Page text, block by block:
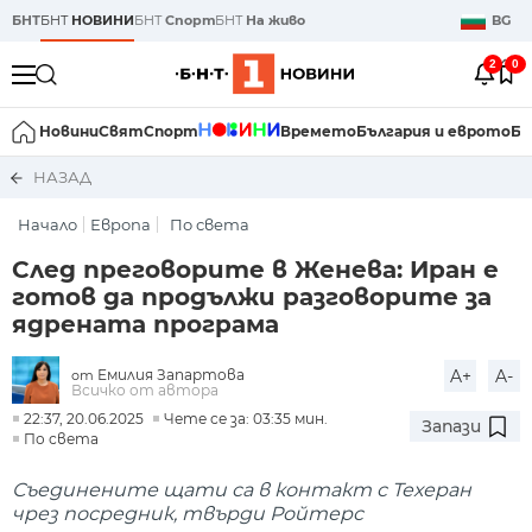
БНТБНТ НОВИНИБНТСпортБНТ На живо BG
2 0
НовиниСвятСпорт ВреметоБългария и еврото
НАЗАД
Начало Европа По света
След преговорите в Женева: Иран е
готов да продължи разговорите за
ядрената програма
от Емилия Запартова
Всичко от автора
A+ A-
22:37, 20.06.2025
Чете се за: 03:35 мин.
По света
Запази
Съединените щати са в контакт с Техеран
чрез посредник, твърди Ройтерс